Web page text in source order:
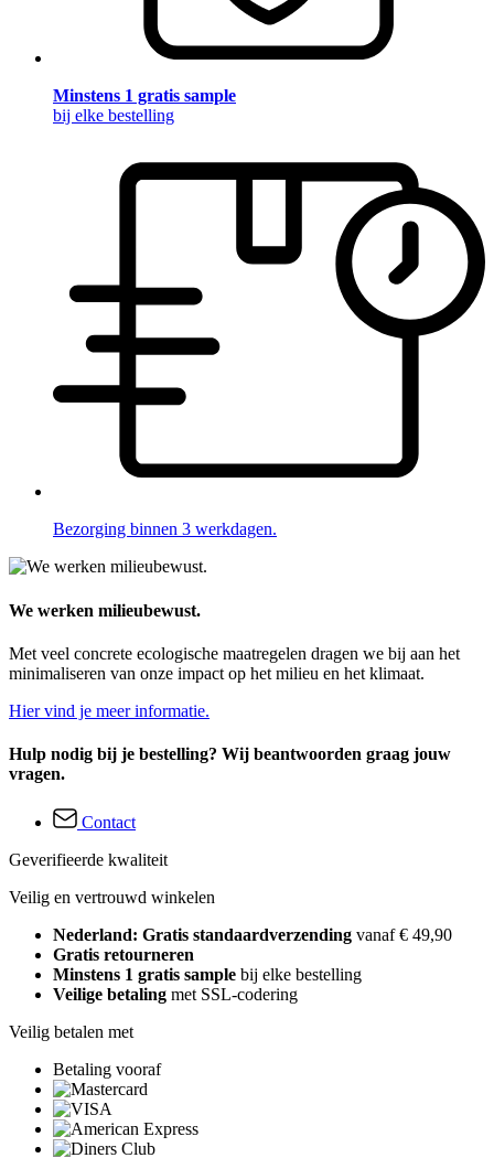
Minstens 1 gratis sample
bij elke bestelling
Bezorging binnen 3 werkdagen.
We werken milieubewust.
Met veel concrete ecologische maatregelen dragen we bij aan het
minimaliseren van onze impact op het milieu en het klimaat.
Hier vind je meer informatie.
Hulp nodig bij je bestelling? Wij beantwoorden graag jouw
vragen.
Contact
Geverifieerde kwaliteit
Veilig en vertrouwd winkelen
Nederland: Gratis standaardverzending vanaf € 49,90
Gratis retourneren
Minstens 1 gratis sample bij elke bestelling
Veilige betaling met SSL-codering
Veilig betalen met
Betaling vooraf